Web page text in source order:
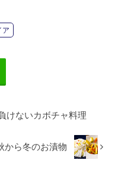
ア
けないカボチャ料理
から冬のお漬物